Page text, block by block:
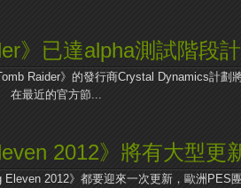
》已達alpha測試階段
Raider》的發行商Crystal Dynamics計劃
在最近的官方節...
2012》將有大型更
Eleven 2012》都要迎來一次更新，歐洲PES